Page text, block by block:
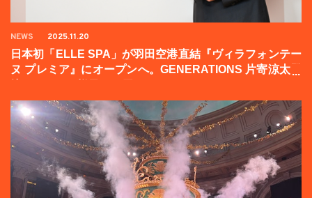
NEWS 2025.11.20
日本初「ELLE SPA」が羽田空港直結『ヴィラフォンテー
ヌ プレミア』にオープンへ。GENERATIONS 片寄涼太登